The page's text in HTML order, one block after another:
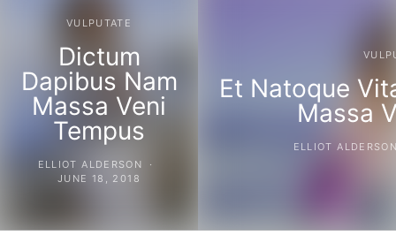
VULPUTATE
Dictum
Dapibus Nam
Massa Veni
Tempus
ELLIOT ALDERSON
JUNE 18, 2018
Et Natoque
Massa
ELLIOT